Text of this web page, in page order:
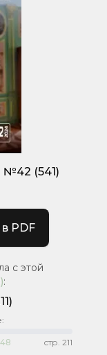
(541)
PDF
с этой
):
стр. 211